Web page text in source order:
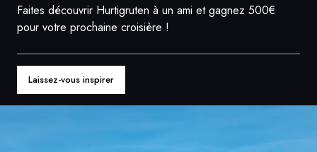
France
Allemagne
Suisse
Faites découvrir Hurtigruten à un ami et gagnez 500€
pour votre prochaine croisière !
Laissez-vous inspirer